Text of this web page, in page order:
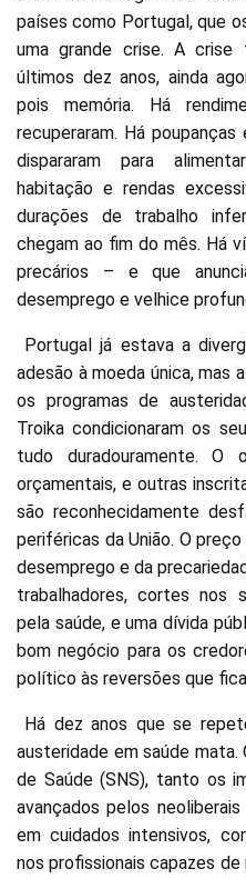
países como Portugal, que
uma grande crise. A
últimos dez anos, ainda
pois memória. Há
recuperaram. Há
dispararam para
habitação e rendas
durações de trabalho
chegam ao fim do mês. Há
precários – e que
desemprego e velhice
Portugal já estava a
adesão à moeda única, mas
os programas de
Troika condicionaram os
tudo duradouramente. O
orçamentais, e outras
são reconhecidamente
periféricas da União. O
desemprego e da
trabalhadores, cortes nos
pela saúde, e uma dívida
bom negócio para os
político às reversões que
Há dez anos que se
austeridade em saúde
de Saúde (SNS), tanto os
avançados pelos
em cuidados intensivos,
nos profissionais capazes